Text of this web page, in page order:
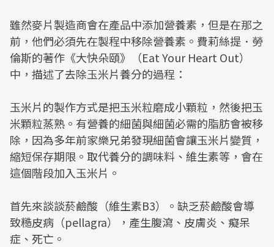
雖然麥片製造商會在產品中添加營養素，但是在那之
前，他們必須先在製程中移除營養素。費莉絲提．勞
倫斯的著作《大快朵頤》（Eat Your Heart Out）
中，描述了去除玉米片養分的過程：
玉米片的製作方式是把玉米粒磨成小顆粒，然後把玉
米顆粒蒸熟。有營養的細菌與細菌必需的脂肪會被移
除，因為多年前家樂兄弟發現細菌會讓玉米片變質，
縮短保存期限。取代養分的調味料、維生素等，會在
這個階段加入玉米片。
首先來談談菸鹼酸（維生素B3）。缺乏菸鹼酸會導
致糙皮病（pellagra），產生腹瀉、皮膚炎、癡呆
症、死亡。